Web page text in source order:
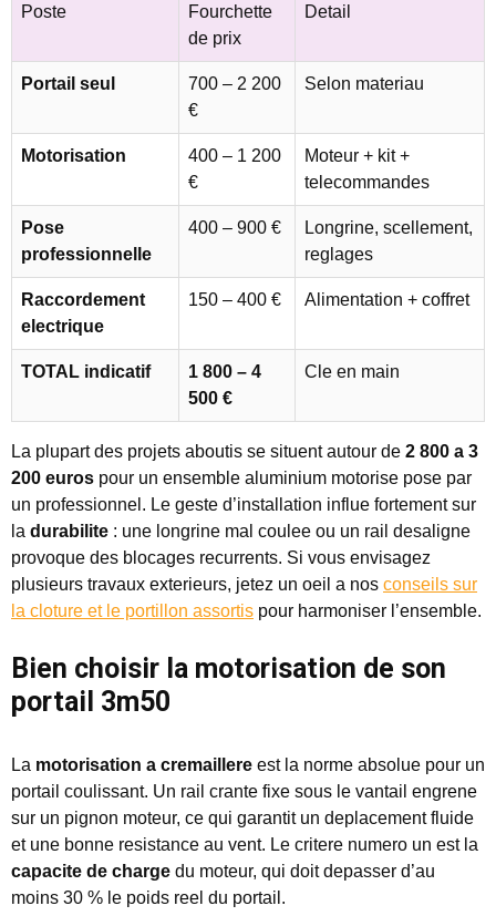
Poste
Fourchette
de prix
Detail
Portail seul
700 – 2 200
€
Selon materiau
Motorisation
400 – 1 200
€
Moteur + kit +
telecommandes
Pose
professionnelle
400 – 900 €
Longrine, scellement,
reglages
Raccordement
electrique
150 – 400 € Alimentation + coffret
TOTAL indicatif
1 800 – 4
500 €
Cle en main
La plupart des projets aboutis se situent autour de 2 800 a 3
200 euros pour un ensemble aluminium motorise pose par
un professionnel. Le geste d’installation influe fortement sur
la durabilite : une longrine mal coulee ou un rail desaligne
provoque des blocages recurrents. Si vous envisagez
plusieurs travaux exterieurs, jetez un oeil a nos conseils sur
la cloture et le portillon assortis pour harmoniser l’ensemble.
Bien choisir la motorisation de son
portail 3m50
La motorisation a cremaillere est la norme absolue pour un
portail coulissant. Un rail crante fixe sous le vantail engrene
sur un pignon moteur, ce qui garantit un deplacement fluide
et une bonne resistance au vent. Le critere numero un est la
capacite de charge du moteur, qui doit depasser d’au
moins 30 % le poids reel du portail.